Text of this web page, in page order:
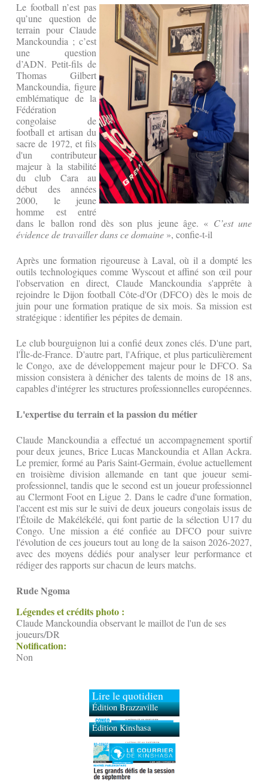
Le football n’est pas
qu’une question de
terrain pour Claude
Manckoundia ; c’est
une question
d’ADN. Petit-fils de
Thomas Gilbert
Manckoundia, figure
emblématique de la
Fédération
congolaise de
football et artisan du
sacre de 1972, et fils
d'un contributeur
majeur à la stabilité
du club Cara au
début des années
2000, le jeune
homme est entré
dans le ballon rond dès son plus jeune âge. « C’est une
évidence de travailler dans ce domaine », confie-t-il
Après une formation rigoureuse à Laval, où il a dompté les
outils technologiques comme Wyscout et affiné son œil pour
l'observation en direct, Claude Manckoundia s'apprête à
rejoindre le Dijon football Côte-d'Or (DFCO) dès le mois de
juin pour une formation pratique de six mois. Sa mission est
stratégique : identifier les pépites de demain.
Le club bourguignon lui a confié deux zones clés. D'une part,
l'Île-de-France. D'autre part, l'Afrique, et plus particulièrement
le Congo, axe de développement majeur pour le DFCO. Sa
mission consistera à dénicher des talents de moins de 18 ans,
capables d'intégrer les structures professionnelles européennes.
L'expertise du terrain et la passion du métier
Claude Manckoundia a effectué un accompagnement sportif
pour deux jeunes, Brice Lucas Manckoundia et Allan Ackra.
Le premier, formé au Paris Saint-Germain, évolue actuellement
en troisième division allemande en tant que joueur semi-
professionnel, tandis que le second est un joueur professionnel
au Clermont Foot en Ligue 2. Dans le cadre d'une formation,
l'accent est mis sur le suivi de deux joueurs congolais issus de
l'Étoile de Makélékélé, qui font partie de la sélection U17 du
Congo. Une mission a été confiée au DFCO pour suivre
l'évolution de ces joueurs tout au long de la saison 2026-2027,
avec des moyens dédiés pour analyser leur performance et
rédiger des rapports sur chacun de leurs matchs.
Rude Ngoma
Légendes et crédits photo :
Claude Manckoundia observant le maillot de l'un de ses
joueurs/DR
Notification:
Non
Lire le quotidien
Édition Brazzaville
Édition Kinshasa